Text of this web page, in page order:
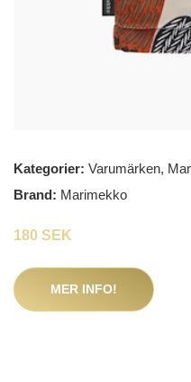
Kategorier: Varumärken,
Brand: Marimekko
180 SEK
MER INFO!